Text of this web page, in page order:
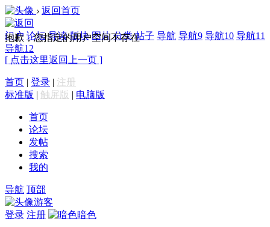
› 返回首页
门户 论坛 导读 版块 图片 分类 帖子 导航 导航9 导航10 导航11
导航12
抱歉，您指定的用户空间不存在
[ 点击这里返回上一页 ]
首页 | 登录 | 注册
标准版 | 触屏版 | 电脑版
首页
论坛
发帖
搜索
我的
导航 顶部
游客
登录 注册 暗色